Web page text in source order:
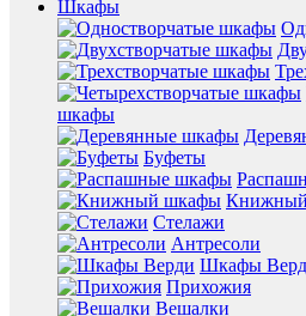
Шкафы
шкафы
Буфеты
Стелажи
Антресоли
Шкафы
Прихожия
Вешалки